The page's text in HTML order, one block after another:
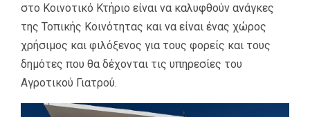
στο Κοινοτικό Κτήριο είναι να καλυφθούν ανάγκες
της Τοπικής Κοινότητας και να είναι ένας χώρος
χρήσιμος και φιλόξενος για τους φορείς και τους
δημότες που θα δέχονται τις υπηρεσίες του
Αγροτικού Γιατρού.